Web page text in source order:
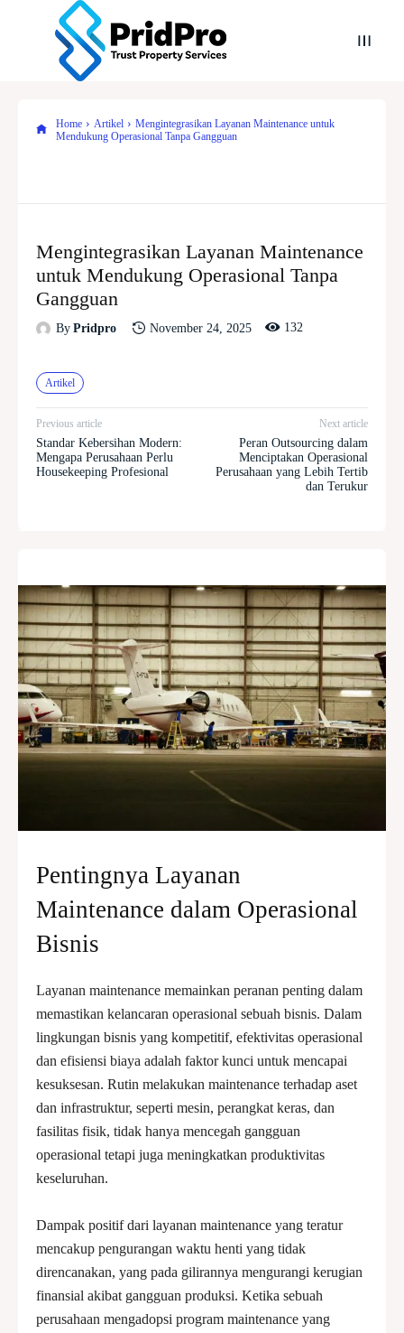
Home Artikel
Mengintegrasikan Layanan Maintenance untuk
Mendukung Operasional Tanpa Gangguan
Mengintegrasikan Layanan Maintenance
untuk Mendukung Operasional Tanpa
Gangguan
By Pridpro November 24, 2025 132
Artikel
Previous article
Standar Kebersihan Modern:
Mengapa Perusahaan Perlu
Housekeeping Profesional
Next article
Peran Outsourcing dalam
Menciptakan Operasional
Perusahaan yang Lebih Tertib
dan Terukur
Pentingnya Layanan
Maintenance dalam Operasional
Bisnis
Layanan maintenance memainkan peranan penting dalam
memastikan kelancaran operasional sebuah bisnis. Dalam
lingkungan bisnis yang kompetitif, efektivitas operasional
dan efisiensi biaya adalah faktor kunci untuk mencapai
kesuksesan. Rutin melakukan maintenance terhadap aset
dan infrastruktur, seperti mesin, perangkat keras, dan
fasilitas fisik, tidak hanya mencegah gangguan
operasional tetapi juga meningkatkan produktivitas
keseluruhan.
Dampak positif dari layanan maintenance yang teratur
mencakup pengurangan waktu henti yang tidak
direncanakan, yang pada gilirannya mengurangi kerugian
finansial akibat gangguan produksi. Ketika sebuah
perusahaan mengadopsi program maintenance yang